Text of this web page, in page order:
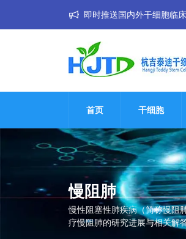
即时推送国内外干细胞临
首页 干细胞
慢阻肺
慢性阻塞性肺疾病（简称慢阻
疗慢阻肺的研究进展与相关解